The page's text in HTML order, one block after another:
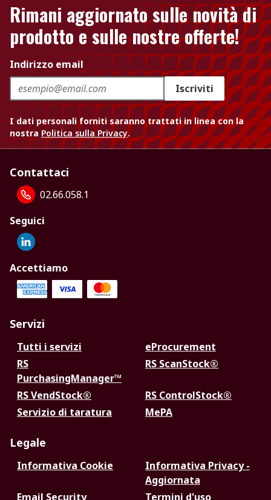
Rimani aggiornato sulle novità di
prodotto e sulle nostre offerte!
Indirizzo email
Iscriviti
I dati personali forniti saranno trattati in linea con la
nostra Politica sulla Privacy.
Contattaci
02.66.058.1
Seguici
Accettiamo
Servizi
Tutti i servizi
eProcurement
RS
PurchasingManager™
RS ScanStock®
RS VendStock®
RS ControlStock®
Servizio di taratura
MePA
Legale
Informativa Cookie
Informativa Privacy -
Aggiornata
Email Security
Termini d'uso